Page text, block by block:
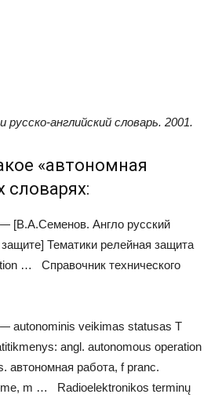
русско-английский словарь. 2001.
«автономная
словарях:
[В.А.Семенов. Англо русский
Тематики релейная защита
… Справочник технического
autonominis veikimas statusas T
angl. autonomous operation
автономная работа, f pranc.
m … Radioelektronikos terminų